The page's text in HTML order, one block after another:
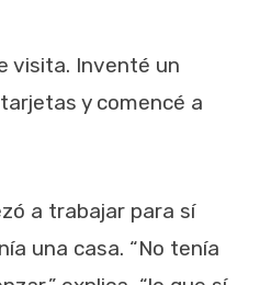
visita. Inventé un
y comencé a
a trabajar para sí
una casa. “No tenía